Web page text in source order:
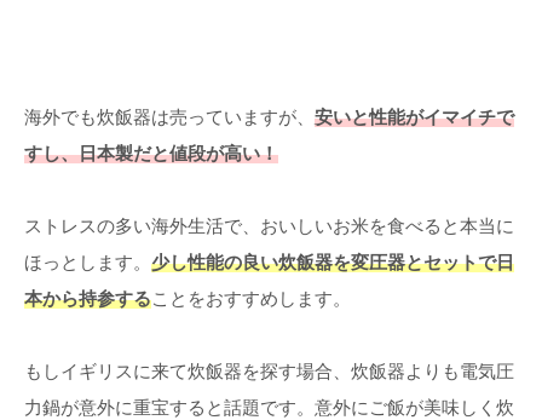
海外でも炊飯器は売っていますが、 安いと性能がイマイチで
すし、日本製だと値段が高い！
ストレスの多い海外生活で、おいしいお米を食べると本当に
ほっとします。 少し性能の良い炊飯器を変圧器とセットで日
本から持参することをおすすめします。
もしイギリスに来て炊飯器を探す場合、炊飯器よりも電気圧
力鍋が意外に重宝すると話題です。意外にご飯が美味しく炊